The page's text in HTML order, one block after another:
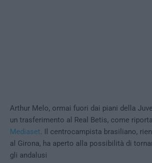
Arthur Melo, ormai fuori dai piani della
un trasferimento al Real Betis, come
Mediaset. Il centrocampista brasiliano,
al Girona, ha aperto alla possibilità di
gli andalusi